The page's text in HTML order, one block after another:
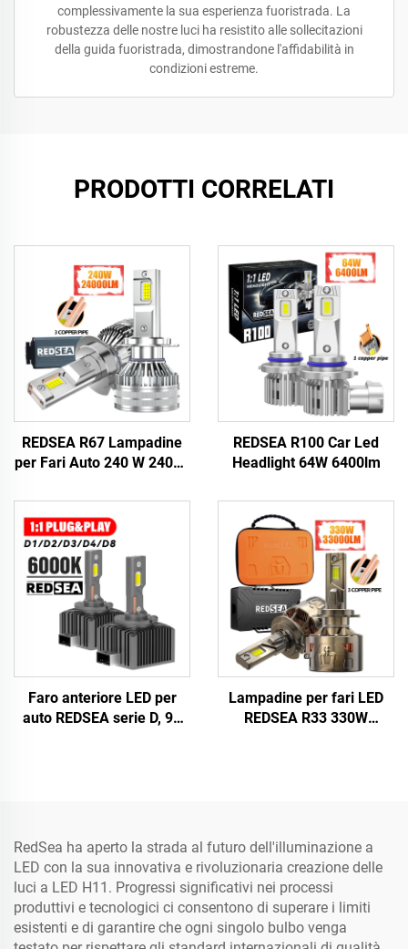
complessivamente la sua esperienza fuoristrada. La
robustezza delle nostre luci ha resistito alle sollecitazioni
della guida fuoristrada, dimostrandone l'affidabilità in
condizioni estreme.
PRODOTTI CORRELATI
REDSEA R67 Lampadine
per Fari Auto 240 W 24000
REDSEA R100 Car Led
Headlight 64W 6400lm
Faro anteriore LED per
auto REDSEA serie D, 90
Lampadine per fari LED
REDSEA R33 330W
RedSea ha aperto la strada al futuro dell'illuminazione a
LED con la sua innovativa e rivoluzionaria creazione delle
luci a LED H11. Progressi significativi nei processi
produttivi e tecnologici ci consentono di superare i limiti
esistenti e di garantire che ogni singolo bulbo venga